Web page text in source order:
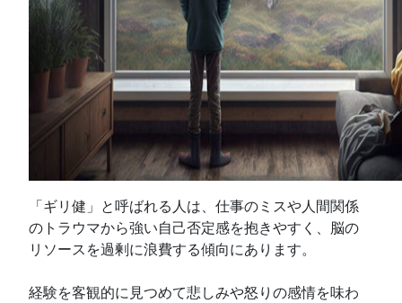
「ギリ健」と呼ばれる人は、仕事のミスや人間関係
のトラウマから強い自己否定感を抱きやすく、脳の
リソースを過剰に浪費する傾向にあります。
経験を客観的に見つめて悲しみや怒りの感情を味わ